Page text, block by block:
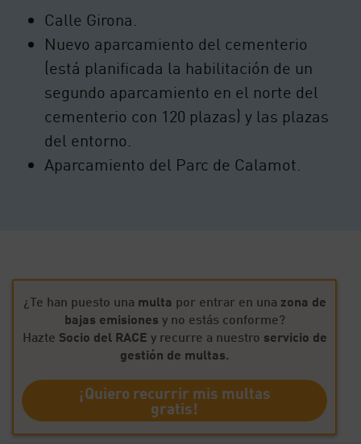
Calle Girona.
Nuevo aparcamiento del cementerio
(está planificada la habilitación de un
segundo aparcamiento en el norte del
cementerio con 120 plazas) y las plazas
del entorno.
Aparcamiento del Parc de Calamot.
¿Te han puesto una multa por entrar en una zona de
bajas emisiones y no estás conforme?
Hazte Socio del RACE y recurre a nuestro servicio de
gestión de multas.
¡Quiero recurrir mis multas
gratis!